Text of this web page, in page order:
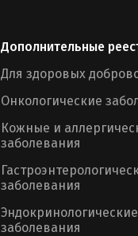
Дополнительные
Для здоровых
Онкологические
Кожные и
заболевания
заболевания
Эндокринологические
заболевания